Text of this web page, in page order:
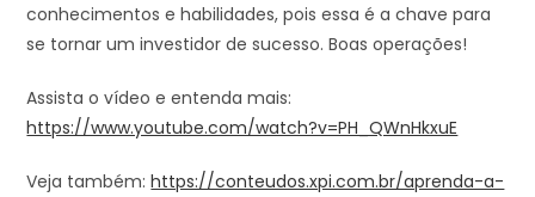
conhecimentos e habilidades, pois essa é a chave para
se tornar um investidor de sucesso. Boas operações!
Assista o vídeo e entenda mais:
https://www.youtube.com/watch?v=PH_QWnHkxuE
Veja também:https://conteudos.xpi.com.br/aprenda-a-